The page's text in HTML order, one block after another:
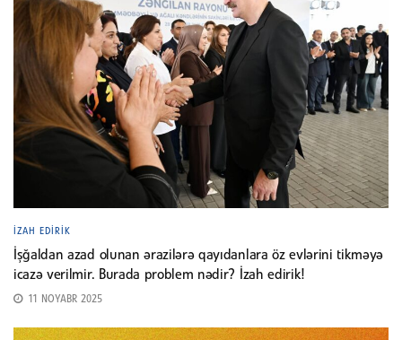
İZAH EDIRIK
İşğaldan azad olunan ərazilərə qayıdanlara öz evlərini tikməyə
icazə verilmir. Burada problem nədir? İzah edirik!
11 NOYABR 2025